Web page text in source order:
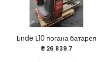
Linde L10 погана батарея
₴ 26 839.7